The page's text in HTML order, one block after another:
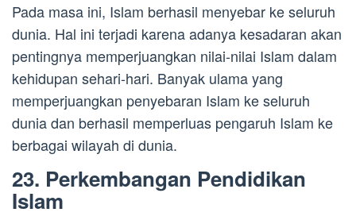
Pada masa ini, Islam berhasil menyebar ke seluruh
dunia. Hal ini terjadi karena adanya kesadaran akan
pentingnya memperjuangkan nilai-nilai Islam dalam
kehidupan sehari-hari. Banyak ulama yang
memperjuangkan penyebaran Islam ke seluruh
dunia dan berhasil memperluas pengaruh Islam ke
berbagai wilayah di dunia.
23. Perkembangan Pendidikan
Islam